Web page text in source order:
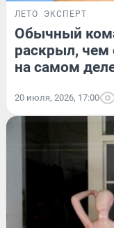
ЛЕТО ЭКСПЕРТ
Обычный
раскрыл, чем
на самом
20 июля, 2026, 17:00